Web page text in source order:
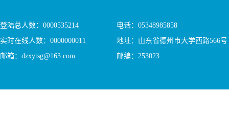
登陆总人数： 0000535214
实时在线人数： 0000000011
邮箱：dzxytsg@163.com
电话：05348985858
地址：山东省德州市大学西路566号
邮编：253023